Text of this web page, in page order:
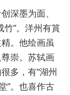
深墨为面、
竹”。洋州有篔
。他绘画虽
崇。苏轼画
多，有“湖州
”。也喜作古